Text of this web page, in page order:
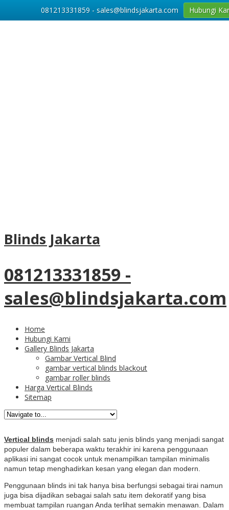
Blinds Jakarta
081213331859 -
sales@blindsjakarta.com
Home
Hubungi Kami
Gallery Blinds Jakarta
Gambar Vertical Blind
gambar vertical blinds blackout
gambar roller blinds
Harga Vertical Blinds
Sitemap
Vertical Blinds Terbaik dengan
Pemilihan yang Tepat
Tersedia vertical blind merk sharp point
yang Tepat
vertical blinds warna grey untuk kantor dan
Vertical blinds menjadi salah satu jenis blinds yang menjadi sangat
populer dalam beberapa waktu terakhir ini karena penggunaan
aplikasi ini sangat cocok untuk menampilkan tampilan minimalis
namun tetap menghadirkan kesan yang elegan dan modern.
Penggunaan blinds ini tak hanya bisa berfungsi sebagai tirai namun
juga bisa dijadikan sebagai salah satu item dekoratif yang bisa
membuat tampilan ruangan Anda terlihat semakin menawan. Dalam
081213331859 - sales@blindsjakarta.com Hubungi